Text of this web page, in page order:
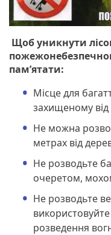
Щоб уникнути
пам’ятати:
Місце для
захищеному від
Не можна
метрах від
Не розводьте
очеретом,
Не розводьте
розведення